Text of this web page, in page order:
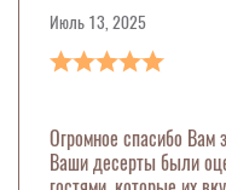
Июль 13, 2025
Огромное спасибо Вам
Ваши десерты были